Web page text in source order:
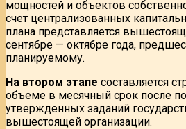
мощностей и объектов
счет централизованных
плана представляется
сентябре — октябре года,
планируемому.
На втором этапе составляется
объеме в месячный срок после
утвержденных заданий
вышестоящей организации.